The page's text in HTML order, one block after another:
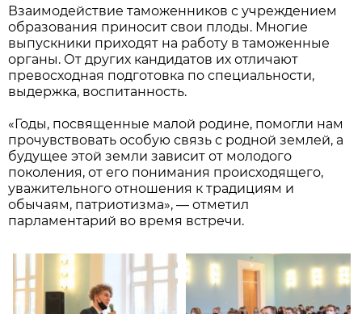
Взаимодействие таможенников с учреждением
образования приносит свои плоды. Многие
выпускники приходят на работу в таможенные
органы. От других кандидатов их отличают
превосходная подготовка по специальности,
выдержка, воспитанность.
«Годы, посвященные малой родине, помогли нам
прочувствовать особую связь с родной землей, а
будущее этой земли зависит от молодого
поколения, от его понимания происходящего,
уважительного отношения к традициям и
обычаям, патриотизма», — отметил
парламентарий во время встречи.